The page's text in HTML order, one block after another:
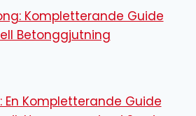
Kompletterande Guide
Betonggjutning
En Kompletterande Guide